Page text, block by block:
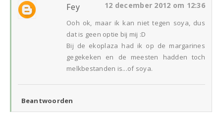
Fey 12 december 2012 om 12:36
Ooh ok, maar ik kan niet tegen soya, dus
dat is geen optie bij mij :D
Bij de ekoplaza had ik op de margarines
gegekeken en de meesten hadden toch
melkbestanden is...of soya.
Beantwoorden